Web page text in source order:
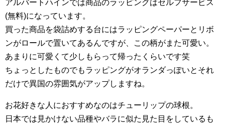
アルバートハインでは商品のラッピングはセルフサービス
(無料)になっています。
買った商品を袋詰めする台にはラッピングペーパーとリボ
ンがロールで置いてあるんですが、この柄がまた可愛い。
あまりに可愛くて少しもらって帰ったくらいです笑
ちょっとしたものでもラッピングがオランダっぽいとそれ
だけで異国の雰囲気がアップしますね。
お花好きな人におすすめなのはチューリップの球根。
日本では見かけない品種やバラに似た見た目をしているも